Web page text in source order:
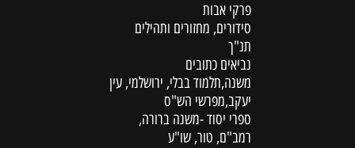
פרקי אבות
סידורים, מחזורים ותהילים
תנ"ך
נביאים כתובים
משנה,תלמוד בבלי, ירושלמי, עין
יעקב,מפרשי הש"ס
ספרי יסוד -משנה ברורה,
רמב"ם, טור, שו"ע